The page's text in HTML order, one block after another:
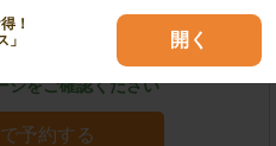
！
」
開く
2-17-5A.R.Kビル2F 地図
ジをご確認ください
予約する